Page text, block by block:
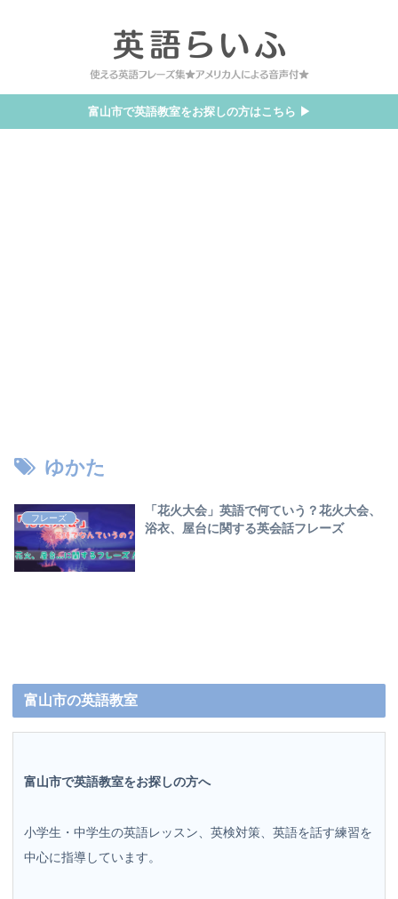
富山市で英語教室をお探しの方はこちら ▶
ゆかた
フレーズ
「花火大会」英語で何ていう？花火大会、
浴衣、屋台に関する英会話フレーズ
富山市の英語教室
富山市で英語教室をお探しの方へ
小学生・中学生の英語レッスン、英検対策、英語を話す練習を
中心に指導しています。